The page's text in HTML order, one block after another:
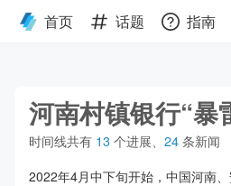
首页 话题 指南
河南村镇银行“暴
时间线共有 13个进展 24条新闻
2022年4月中下旬开始，中国河南